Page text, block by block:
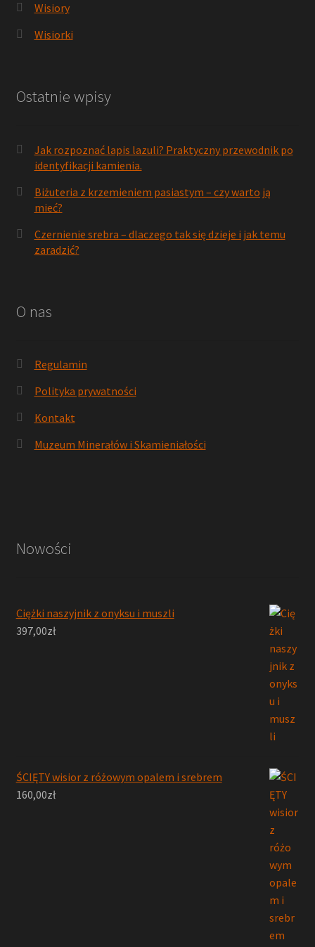
Wisiory
Wisiorki
Ostatnie wpisy
Jak rozpoznać lapis lazuli? Praktyczny przewodnik po
identyfikacji kamienia.
Biżuteria z krzemieniem pasiastym – czy warto ją
mieć?
Czernienie srebra – dlaczego tak się dzieje i jak temu
zaradzić?
O nas
Regulamin
Polityka prywatności
Kontakt
Muzeum Minerałów i Skamieniałości
Nowości
Ciężki naszyjnik z onyksu i muszli
397,00zł
ŚCIĘTY wisior z różowym opalem i srebrem
160,00zł